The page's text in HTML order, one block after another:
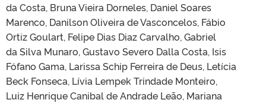
da Costa, Bruna Vieira Dorneles, Daniel Soares
Marenco, Danilson Oliveira de Vasconcelos, Fábio
Ortiz Goulart, Felipe Dias Diaz Carvalho, Gabriel
da Silva Munaro, Gustavo Severo Dalla Costa, Isis
Fófano Gama, Larissa Schip Ferreira de Deus, Letícia
Beck Fonseca, Lívia Lempek Trindade Monteiro,
Luiz Henrique Canibal de Andrade Leão, Mariana